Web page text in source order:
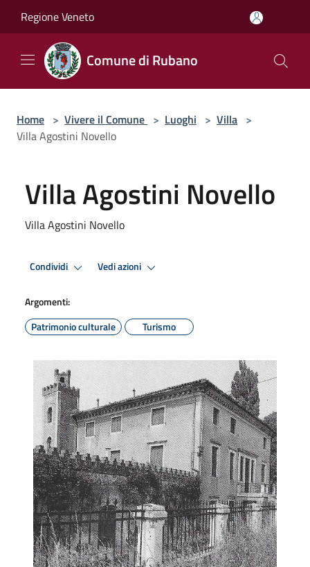
Regione Veneto
Comune di Rubano
Home > Vivere il Comune > Luoghi > Villa >
Villa Agostini Novello
Villa Agostini Novello
Villa Agostini Novello
Condividi Vedi azioni
Argomenti:
Patrimonio culturale
Turismo